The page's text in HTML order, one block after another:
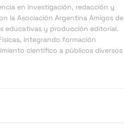
en investigación, redacción y
la Asociación Argentina Amigos de
educativas y producción editorial.
integrando formación
científico a públicos diversos